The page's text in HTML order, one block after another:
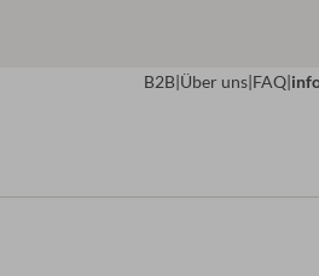
B2B|Über uns|FAQ|